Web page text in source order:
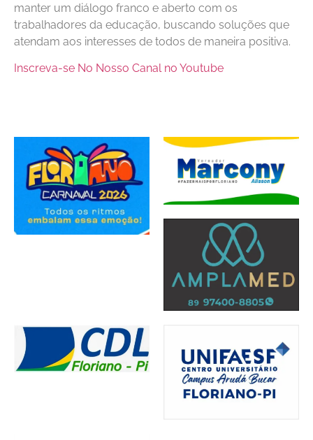
manter um diálogo franco e aberto com os
trabalhadores da educação, buscando soluções que
atendam aos interesses de todos de maneira positiva.
Inscreva-se No Nosso Canal no Youtube